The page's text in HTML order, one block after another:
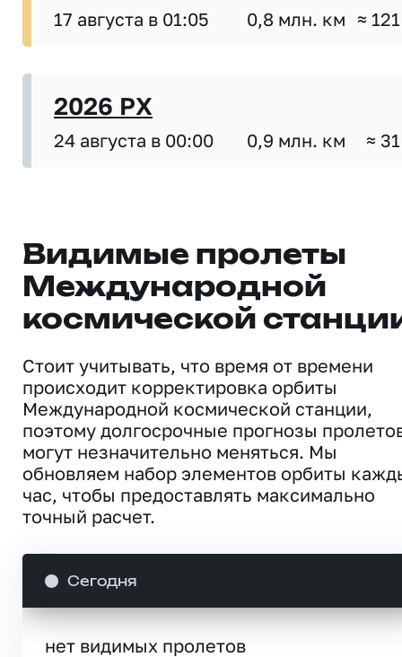
17 августа в 01:05 0,8 млн. км ≈
2026 PX
24 августа в 00:00 0,9 млн. км ≈
Видимые пролеты
Международной
космической
Стоит учитывать, что время от времени
происходит корректировка орбиты
Международной космической станции,
поэтому долгосрочные прогнозы
могут незначительно меняться. Мы
обновляем набор элементов орбиты
час, чтобы предоставлять максимально
точный расчет.
Сегодня
нет видимых пролетов